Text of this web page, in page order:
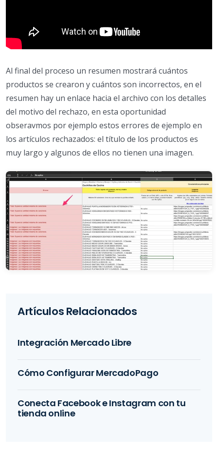
Al final del proceso un resumen mostrará cuántos
productos se crearon y cuántos son incorrectos, en el
resumen hay un enlace hacia el archivo con los detalles
del motivo del rechazo, en esta oportunidad
obseravmos por ejemplo estos errores de ejemplo en
los artículos rechazados: el título de los productos es
muy largo y algunos de ellos no tienen una imagen.
Artículos Relacionados
Integración Mercado Libre
Cómo Configurar MercadoPago
Conecta Facebook e Instagram con tu
tienda online